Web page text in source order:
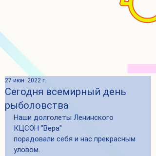
Сегодня всемирный день
рыболовства
27 июн. 2022 г.
Наши долголеты Ленинского
КЦСОН "Вера"
порадовали себя и нас прекрасным
уловом.